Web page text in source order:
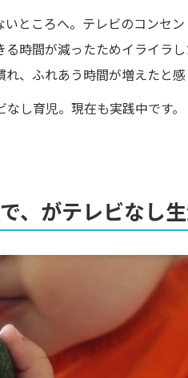
ところへ。テレビのコンセ
時間が減ったためイライラ
、ふれあう時間が増えたと感
し育児。現在も実践中です。
、がテレビなし